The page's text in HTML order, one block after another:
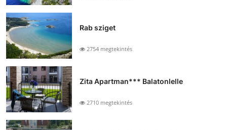
Rab sziget
2754 megtekintés
Zita Apartman*** Balatonlelle
2710 megtekintés